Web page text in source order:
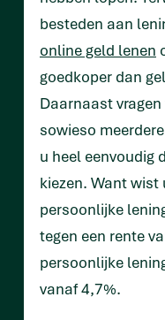
besteden aan
online geld lenen
goedkoper dan
Daarnaast
sowieso
u heel eenvoudig
kiezen. Want wist
persoonlijke
tegen een rente
persoonlijke
vanaf 4,7%.